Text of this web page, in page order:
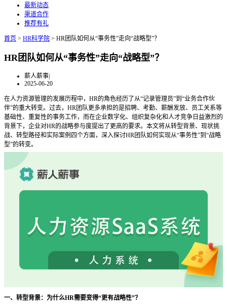
最新动态
渠道合作
推荐有礼
首页 > HR科学院 > HR团队如何从“事务性”走向“战略型”？
HR团队如何从“事务性”走向“战略型”？
薪人薪事|
2025-06-20
在人力资源管理的发展历程中， HR的角色经历了从“记录管理员”到“业务合作伙
伴”的重大转变。过去，HR团队更多承担的是招聘、考勤、薪酬发放、员工关系等
基础性、重复性的事务工作，而在企业数字化、组织复杂化和人才竞争日益激烈的
背景下，企业对HR的战略参与度提出了更高的要求。本文将从转型背景、现状挑
战、转型路径和实际案例四个方面，深入探讨HR团队如何实现从“事务性”到“战略
型”的转变。
一、转型背景：为什么HR需要变得“更有战略性”？